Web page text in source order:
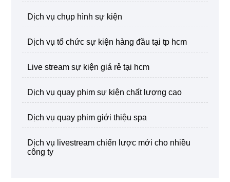
dịch vụ chụp hình sự kiện
dịch vụ tổ chức sự kiện hàng đầu tại tp hcm
live stream sự kiện giá rẻ tại hcm
dịch vụ quay phim sự kiện chất lượng cao
dịch vụ quay phim giới thiệu spa
dịch vụ livestream chiến lược mới cho nhiều
công ty